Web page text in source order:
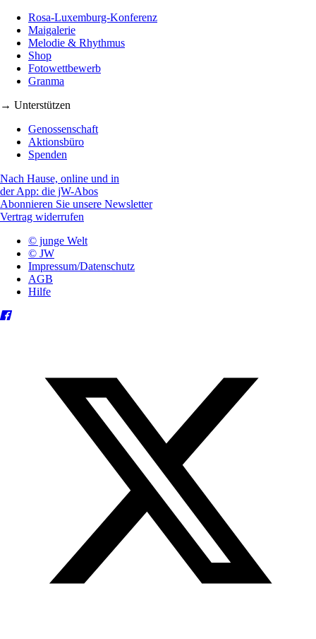
Rosa-Luxemburg-Konferenz
Maigalerie
Melodie & Rhythmus
Shop
Fotowettbewerb
Granma
→ Unterstützen
Genossenschaft
Aktionsbüro
Spenden
Nach Hause, online und in
der App: die jW-Abos
Abonnieren Sie unsere Newsletter
Vertrag widerrufen
© junge Welt
© JW
Impressum/Datenschutz
AGB
Hilfe